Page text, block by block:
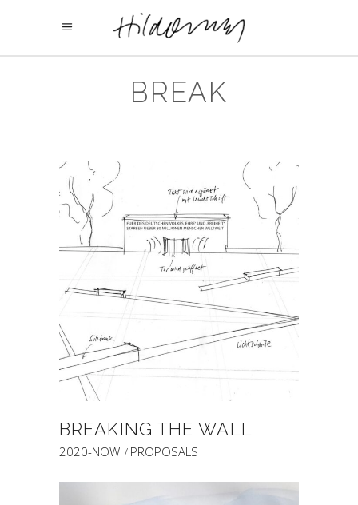
BREAK
BREAKING THE WALL
2020-NOW PROPOSALS